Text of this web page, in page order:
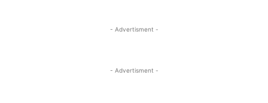
- Advertisment -
- Advertisment -